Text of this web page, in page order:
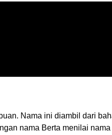
Nama ini diambil dari
nama Berta menilai